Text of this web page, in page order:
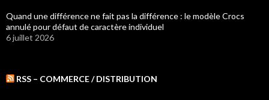
Quand une différence ne fait pas la différence : le modèle Crocs
annulé pour défaut de caractère individuel
6 juillet 2026
RSS – COMMERCE / DISTRIBUTION